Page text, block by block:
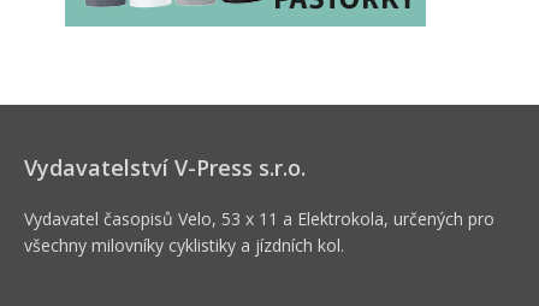
Vydavatelství V-Press s.r.o.
Vydavatel časopisů Velo, 53 x 11 a Elektrokola, určených pro
všechny milovníky cyklistiky a jízdních kol.